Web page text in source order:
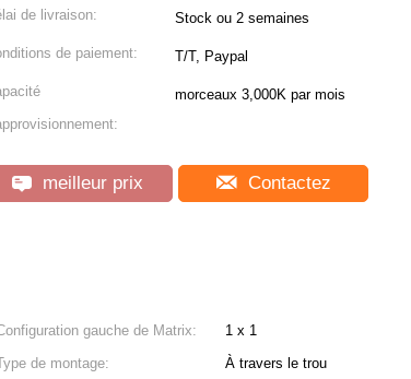
de livraison: Stock ou 2 semaines
de paiement: T/T, Paypal
morceaux 3,000K par mois
meilleur prix Contactez
gauche de Matrix:
1 x 1
de montage:
À travers le trou